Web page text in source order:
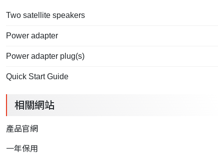
Two satellite speakers
Power adapter
Power adapter plug(s)
Quick Start Guide
相關網站
產品官網
一年保用